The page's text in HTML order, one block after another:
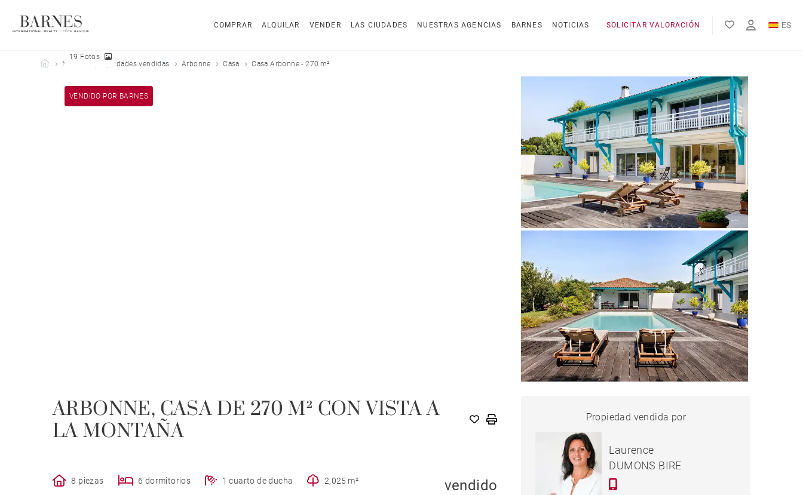
COMPRAR ALQUILAR VENDER LAS CIUDADES NUESTRAS AGENCIAS BARNES NOTICIAS SOLICITAR VALORACIÓN ES
EN
Barnes Côte Basque
Nuestras propiedades vendidas Arbonne Casa Casa Arbonne - 270 m²
VENDIDO POR BARNES
19 Fotos
ARBONNE, CASA DE 270 M² CON VISTA A
LA MONTAÑA
8 piezas 6 dormitorios 1 cuarto de ducha 2,025 m² vendido
CASA ARBONNE - 270 M²
Propiedad vendida por
Laurence
DUMONS BIRE